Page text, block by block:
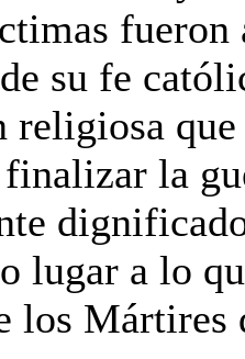
fueron
su fe
religiosa que
la
lugar a lo
los Mártires